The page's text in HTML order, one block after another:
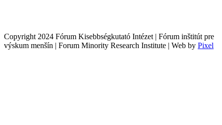
Copyright 2024 Fórum Kisebbségkutató Intézet | Fórum inštitút pre
výskum menšín | Forum Minority Research Institute | Web by Pixel